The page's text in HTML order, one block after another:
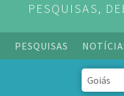
PESQUISAS,
PESQUISAS